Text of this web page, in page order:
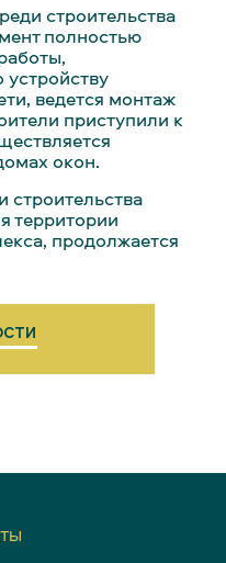
строительства
полностью
ведется монтаж
приступили к
окон.
строительства
территории
продолжается